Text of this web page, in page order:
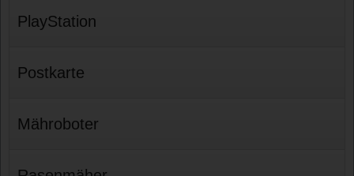
PlayStation
Postkarte
Mähroboter